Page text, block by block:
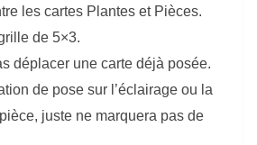
les cartes Plantes et Pièces.
de 5×3.
déplacer une carte déjà posée.
de pose sur l’éclairage ou la
juste ne marquera pas de